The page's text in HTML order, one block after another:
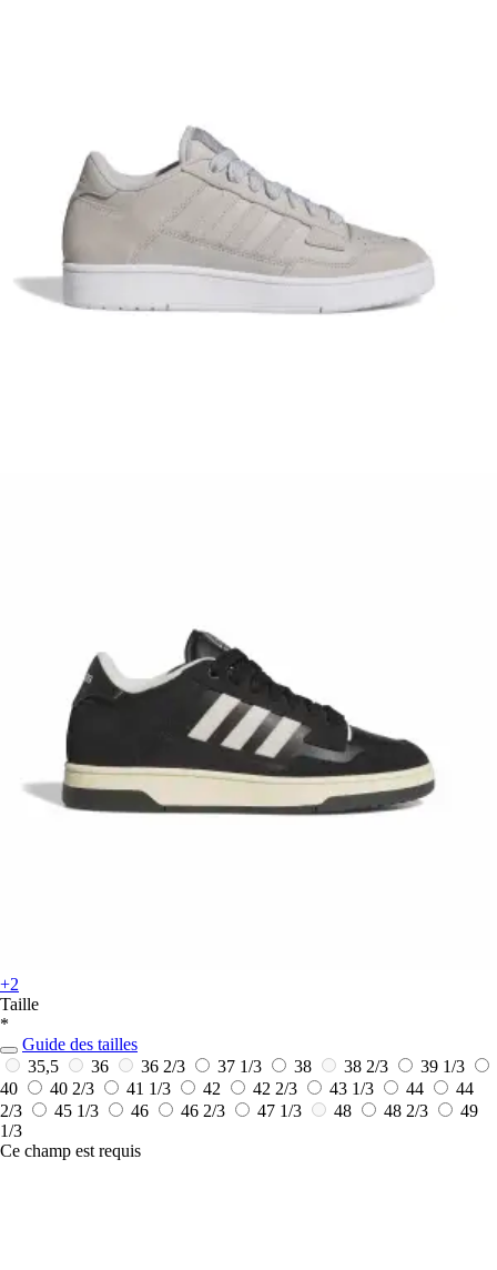
+2
Taille
*
Guide des tailles
35,5
36 36 2/3 37 1/3 38 38 2/3
39 1/3
40
40 2/3 41 1/3 42 42 2/3 43 1/3 44
44
2/3
45 1/3 46 46 2/3 47 1/3 48 48 2/3
49
1/3
Ce champ est requis